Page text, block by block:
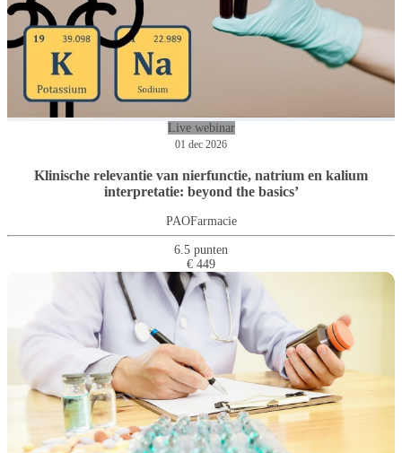
Live webinar
01 dec 2026
Klinische relevantie van nierfunctie, natrium en kalium
interpretatie: beyond the basics’
PAOFarmacie
6.5 punten
€ 449